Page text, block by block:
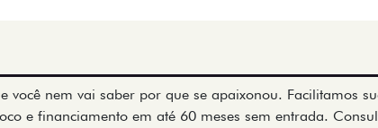
você nem vai saber por que se apaixonou. Facilitamos
e financiamento em até 60 meses sem entrada.